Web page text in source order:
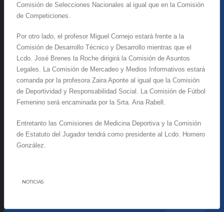
Comisión de Selecciones Nacionales al igual que en la Comisión
de Competiciones.
Por otro lado, el profesor Miguel Cornejo estará frente a la
Comisión de Desarrollo Técnico y Desarrollo mientras que el
Lcdo. José Brenes la Roche dirigirá la Comisión de Asuntos
Legales. La Comisión de Mercadeo y Medios Informativos estará
comanda por la profesora Zaira Aponte al igual que la Comisión
de Deportividad y Responsabilidad Social. La Comisión de Fútbol
Femenino será encaminada por la Srta. Ana Rabell.
Entretanto las Comisiones de Medicina Deportiva y la Comisión
de Estatuto del Jugador tendrá como presidente al Lcdo. Homero
González.
NOTICIAS